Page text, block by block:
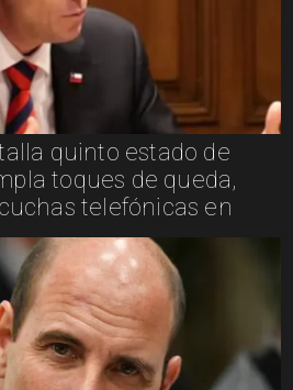
quinto estado de
toques de queda,
telefónicas en